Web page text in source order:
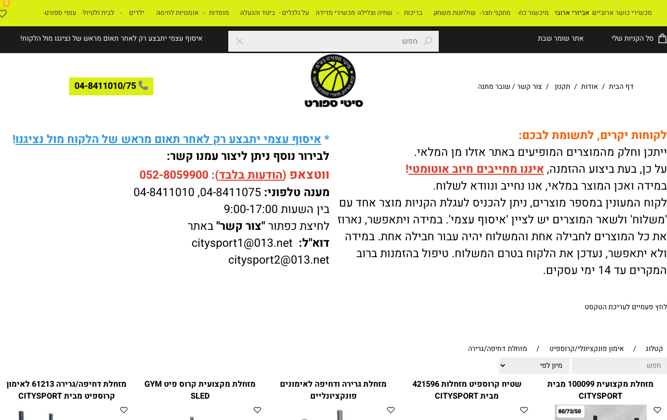
שלי אתר שומר שבת איסוף עצמי יתבצע רק לאחר תאום מראש של נציגנו מול הלקוח!
דף הבית/אודות /תקנון /צור קשר/ שובר מתנה 04-8411010/75
0
כושר ארוביים אביזרי ארובי מיכשור כח מתקני חצר שולחנות משחק בריכות שחיה וצלילה מכשירי מדידה על גלגלים ביגוד והנעלה מוסדות אומנויות לחימה ילדים לבית ולטיול ענפי ספורט
יקרים, לתשומת לבכם:
וחלק מהמוצרים המופיעים באתר אזלו מן המלאי.
בעת ביצוע ההזמנה,איננומחייבים חיוב אוטומטי!
המוצר במלאי, אנו נחייב ונוודא לשלוח.
במספר מוצרים, ניתן להכניס לעגלת הקניות מוצר אחד עם
ולשאר המוצרים יש לציין 'איסוף עצמי'. במידה ויתאפשר, נארוז
לחבילה אחת והמשלוח יהיה עבור חבילה אחת. במידה
נעדכן את הלקוח בטרם המשלוח. טיפול בהזמנות ברוב
עסקים.
איסוף עצמי יתבצע רק לאחר תאום מראש של הלקוח מול נציגנו!
לבירור נוסף ניתן ליצור עמנו קשר:
ווטצאפ (הודעות בלבד):
052-8059900
מענה טלפוני:04-8411075
,
04-8411010
בין השעות 9:00-17:00
לחיצת כפתור "צור קשר"באתר
דוא"ל:citysport1@013.net
citysport2@013.net
/ אימון פונקציונלי/קרוספיט / מזחלת דחיפה/גרירה
מזחלת מקצועית 100099 מבית
שטיח קרוספיט מזחלות 421596
מזחלת גרירה ודחיפה לאימונים
פונקציונליים
מזחלת דחיפה/גרירה 61213 לאימון